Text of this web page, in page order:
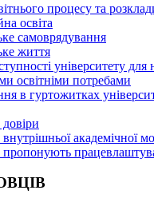
процесу та
освіта
самоврядування
життя
університету для
освітніми потребами
в гуртожитках
академічної